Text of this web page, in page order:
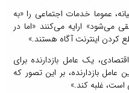
عموما خدمات اجتماعی را «به
می‌شود» ارایه می‌کنند «اما در
کردن اینترنت آگاه هستند.»
یک عامل بازدارنده برای
بازدارنده، بر این تصور که
غلبه کند.»